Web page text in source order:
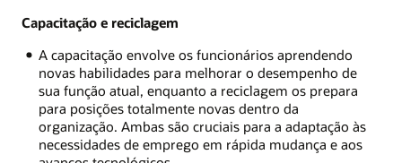
Capacitação e reciclagem
A capacitação envolve os funcionários aprendendo
novas habilidades para melhorar o desempenho de
sua função atual, enquanto a reciclagem os prepara
para posições totalmente novas dentro da
organização. Ambas são cruciais para a adaptação às
necessidades de emprego em rápida mudança e aos